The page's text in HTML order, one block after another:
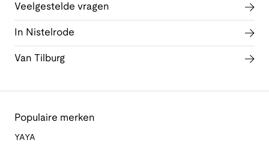
Veelgestelde vragen
In Nistelrode
Van Tilburg
Populaire merken
YAYA